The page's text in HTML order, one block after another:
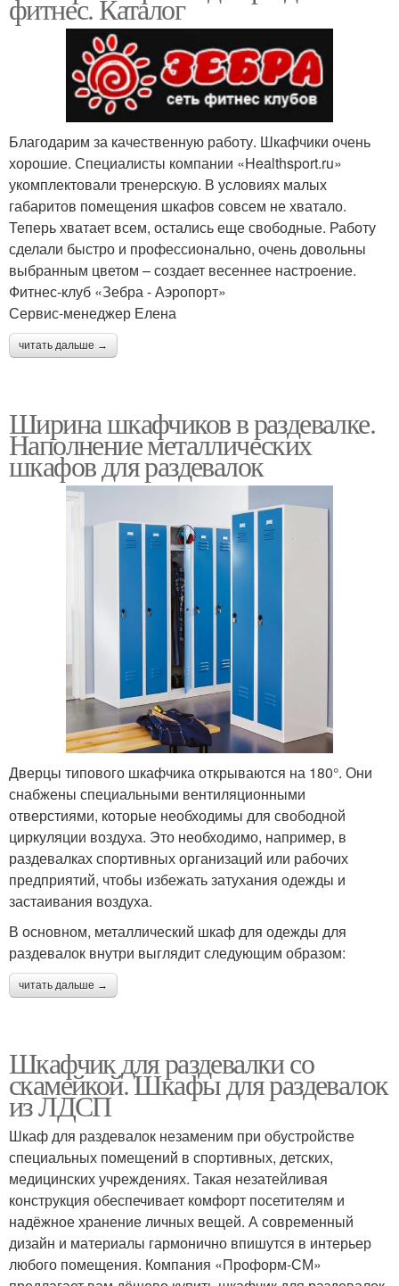
фитнес. Каталог
Благодарим за качественную работу. Шкафчики очень
хорошие. Специалисты компании «Healthsport.ru»
укомплектовали тренерскую. В условиях малых
габаритов помещения шкафов совсем не хватало.
Теперь хватает всем, остались еще свободные. Работу
сделали быстро и профессионально, очень довольны
выбранным цветом – создает весеннее настроение.
Фитнес-клуб «Зебра - Аэропорт»
Сервис-менеджер Елена
читать дальше →
Ширина шкафчиков в раздевалке.
Наполнение металлических
шкафов для раздевалок
Дверцы типового шкафчика открываются на 180°. Они
снабжены специальными вентиляционными
отверстиями, которые необходимы для свободной
циркуляции воздуха. Это необходимо, например, в
раздевалках спортивных организаций или рабочих
предприятий, чтобы избежать затухания одежды и
застаивания воздуха.
В основном, металлический шкаф для одежды для
раздевалок внутри выглядит следующим образом:
читать дальше →
Шкафчик для раздевалки со
скамейкой. Шкафы для раздевалок
из ЛДСП
Шкаф для раздевалок незаменим при обустройстве
специальных помещений в спортивных, детских,
медицинских учреждениях. Такая незатейливая
конструкция обеспечивает комфорт посетителям и
надёжное хранение личных вещей. А современный
дизайн и материалы гармонично впишутся в интерьер
любого помещения. Компания «Проформ-СМ»